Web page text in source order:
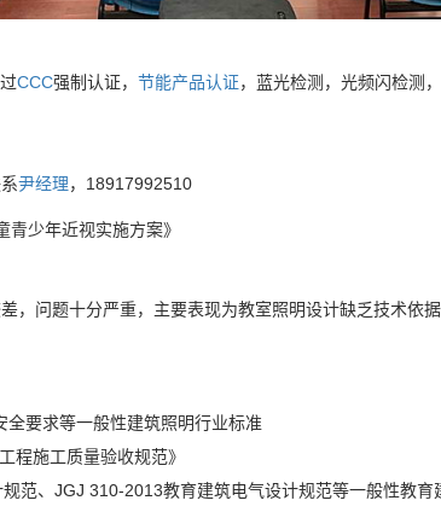
CCC强制认证， 节能产品认证，蓝光检测，光频闪检测，
尹经理，18917992510
少年近视实施方案》
，问题十分严重，主要表现为教室照明设计缺乏技术依据
要求等一般性建筑照明行业标准
施工质量验收规范》
范、JGJ 310-2013教育建筑电气设计规范等一般性教育